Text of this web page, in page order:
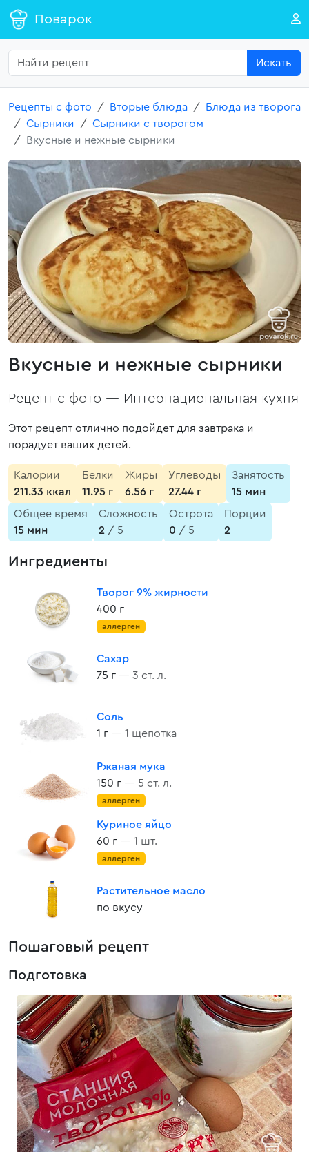
Поварок
Искать
Рецепты с фото Вторые блюда
Блюда из творога
Сырники
Сырники с творогом
Вкусные и нежные сырники
Вкусные и нежные сырники
Рецепт с фото — Интернациональная кухня
Этот рецепт отлично подойдет для завтрака и
порадует ваших детей.
Калории
211.33 ккал
Белки
11.95 г
Жиры
6.56 г
Углеводы
27.44 г
Занятость
15 мин
Общее время
15 мин
Сложность
2 / 5
Острота
0 / 5
Порции
2
Ингредиенты
Творог 9% жирности
400 г
аллерген
Сахар
75 г — 3 ст. л.
Соль
1 г — 1 щепотка
Ржаная мука
150 г — 5 ст. л.
аллерген
Куриное яйцо
60 г — 1 шт.
аллерген
Растительное масло
по вкусу
Пошаговый рецепт
Подготовка